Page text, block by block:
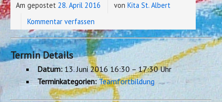
Am gepostet 28. April 2016 von Kita St. Albert
Kommentar verfassen
Termin Details
Datum: 13. Juni 2016 16:30–17:30 Uhr
Terminkategorien: Teamfortbildung